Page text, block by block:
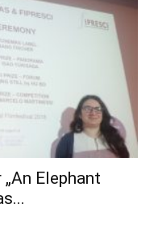
Elephant